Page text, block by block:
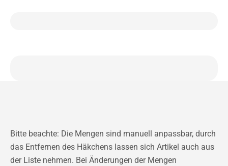
Bitte beachte: Die Mengen sind manuell anpassbar, durch
das Entfernen des Häkchens lassen sich Artikel auch aus
der Liste nehmen. Bei Änderungen der Mengen